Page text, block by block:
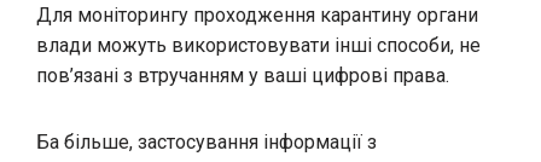
Для моніторингу проходження карантину органи
влади можуть використовувати інші способи, не
пов’язані з втручанням у ваші цифрові права.
Ба більше, застосування інформації з